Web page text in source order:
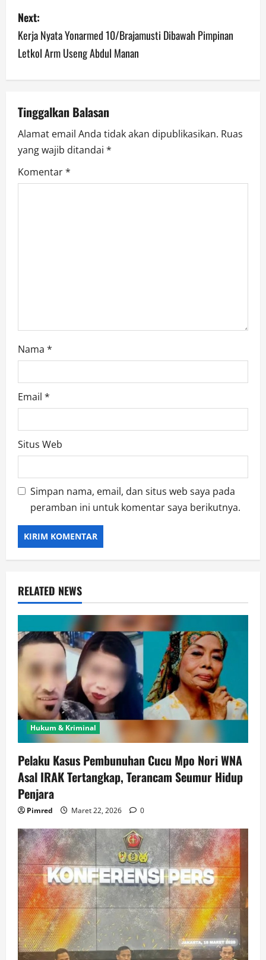
Next:
Kerja Nyata Yonarmed 10/Brajamusti Dibawah Pimpinan
Letkol Arm Useng Abdul Manan
Tinggalkan Balasan
Alamat email Anda tidak akan dipublikasikan. Ruas
yang wajib ditandai *
Komentar*
Nama *
Email *
Situs Web
Simpan nama, email, dan situs web saya pada
peramban ini untuk komentar saya berikutnya.
RELATED NEWS
Hukum & Kriminal
Pelaku Kasus Pembunuhan Cucu Mpo Nori WNA
Asal IRAK Tertangkap, Terancam Seumur Hidup
Penjara
Pimred Maret 22, 2026 0